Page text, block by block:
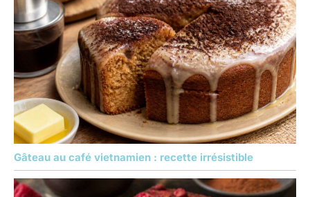
Gâteau au café vietnamien : recette irrésistible